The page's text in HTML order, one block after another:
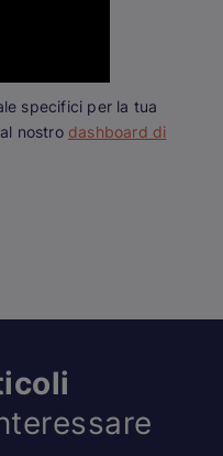
specifici per la tua
nostro dashboard di